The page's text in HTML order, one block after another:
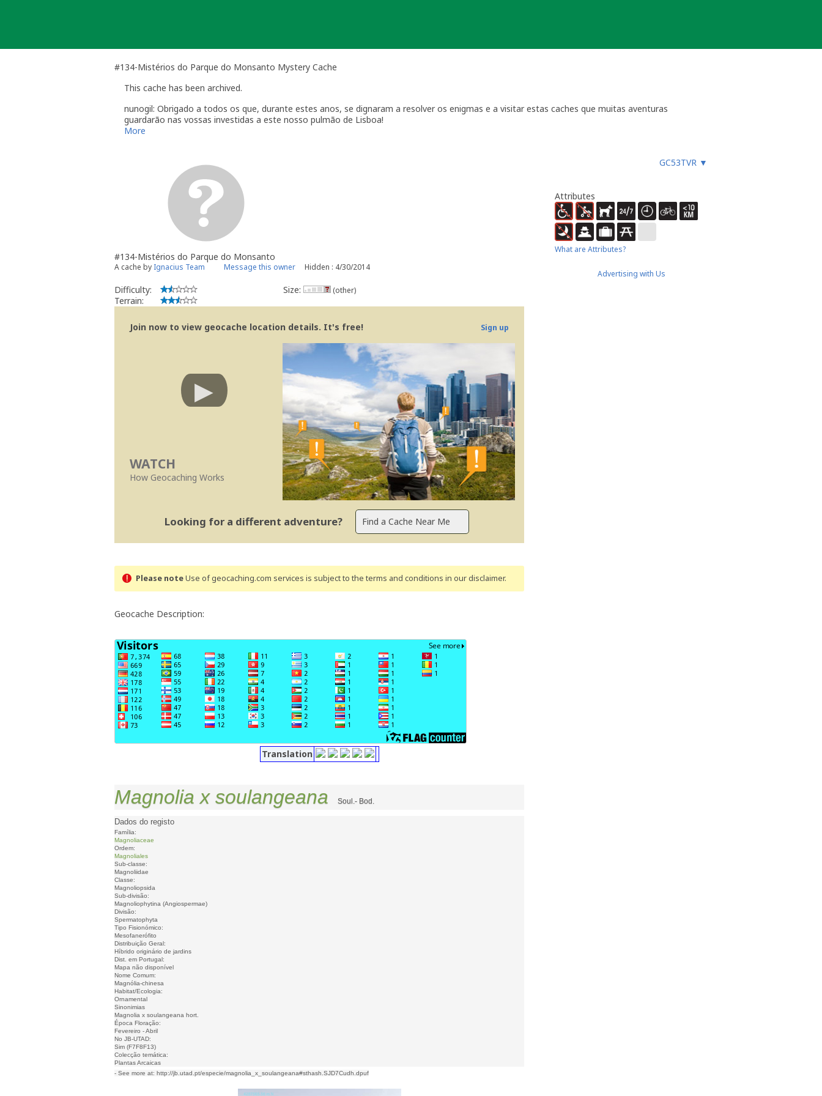
#134-Mistérios do Parque do Monsanto Mystery Cache
This cache has been archived.
nunogil: Obrigado a todos os que, durante estes anos, se dignaram a resolver os enigmas e a visitar estas caches que muitas aventuras
guardarão nas vossas investidas a este nosso pulmão de Lisboa!
"Na Natureza nada se cria, nada se perde, tudo se transforma"
More
GC53TVR ▼
#134-Mistérios do Parque do Monsanto
A cache by Ignacius Team Message this owner Hidden : 4/30/2014
Difficulty:
Terrain:
Size: (other)
Join now to view geocache location details. It's free! Sign up
WATCH
How Geocaching Works
Looking for a different adventure?
Please noteUse of geocaching.com services is subject to the terms and conditions in our disclaimer.
Geocache Description:
Translation
Magnolia x soulangeana Soul.- Bod.
Dados do registo
Família:
Magnoliaceae
Ordem:
Magnoliales
Sub-classe:
Magnoliidae
Classe:
Magnoliopsida
Sub-divisão:
Magnoliophytina (Angiospermae)
Divisão:
Spermatophyta
Tipo Fisionómico:
Mesofanerófito
Distribuição Geral:
Híbrido originário de jardins
Dist. em Portugal:
Mapa não disponível
Nome Comum:
Magnólia-chinesa
Habitat/Ecologia:
Ornamental
Sinonimias
Magnolia x soulangeana hort.
Época Floração:
Fevereiro - Abril
No JB-UTAD:
Sim (F7F8F13)
Colecção temática:
Plantas Arcaicas
- See more at: http://jb.utad.pt/especie/magnolia_x_soulangeana#sthash.SJD7Cudh.dpuf
Attributes
What are Attributes?
Advertising with Us